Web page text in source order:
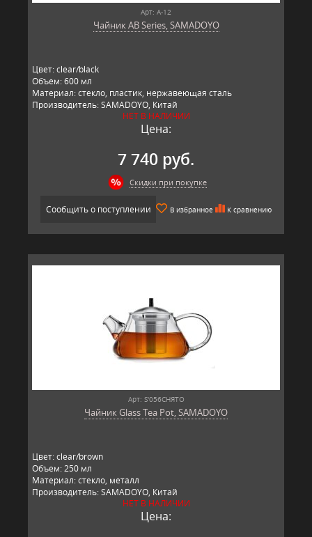
Арт: A-12
Чайник AB Series, SAMADOYO
Цвет: clear/black
Объем: 600 мл
Материал: стекло, пластик, нержавеющая сталь
Производитель: SAMADOYO, Китай
НЕТ В НАЛИЧИИ
Цена:
7 740 руб.
Скидки при покупке
Сообщить о поступлении В избранное К сравнению
Арт: S'056СНЯТО
Чайник Glass Tea Pot, SAMADOYO
Цвет: clear/brown
Объем: 250 мл
Материал: стекло, металл
Производитель: SAMADOYO, Китай
НЕТ В НАЛИЧИИ
Цена: